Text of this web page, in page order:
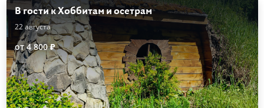
В гости к Хоббитам и осетрам
22 августа
от 4 800 ₽